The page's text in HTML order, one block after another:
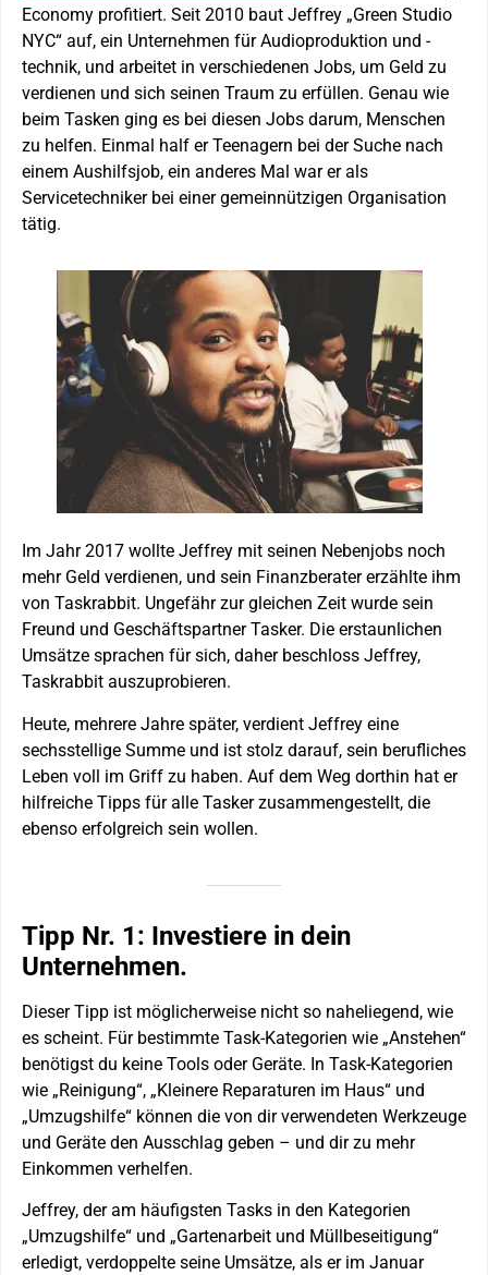
Economy profitiert. Seit 2010 baut Jeffrey „Green Studio
NYC“ auf, ein Unternehmen für Audioproduktion und -
technik, und arbeitet in verschiedenen Jobs, um Geld zu
verdienen und sich seinen Traum zu erfüllen. Genau wie
beim Tasken ging es bei diesen Jobs darum, Menschen
zu helfen. Einmal half er Teenagern bei der Suche nach
einem Aushilfsjob, ein anderes Mal war er als
Servicetechniker bei einer gemeinnützigen Organisation
tätig.
Im Jahr 2017 wollte Jeffrey mit seinen Nebenjobs noch
mehr Geld verdienen, und sein Finanzberater erzählte ihm
von Taskrabbit. Ungefähr zur gleichen Zeit wurde sein
Freund und Geschäftspartner Tasker. Die erstaunlichen
Umsätze sprachen für sich, daher beschloss Jeffrey,
Taskrabbit auszuprobieren.
Heute, mehrere Jahre später, verdient Jeffrey eine
sechsstellige Summe und ist stolz darauf, sein berufliches
Leben voll im Griff zu haben. Auf dem Weg dorthin hat er
hilfreiche Tipps für alle Tasker zusammengestellt, die
ebenso erfolgreich sein wollen.
Tipp Nr. 1: Investiere in dein
Unternehmen.
Dieser Tipp ist möglicherweise nicht so naheliegend, wie
es scheint. Für bestimmte Task-Kategorien wie „Anstehen“
benötigst du keine Tools oder Geräte. In Task-Kategorien
wie „Reinigung“, „Kleinere Reparaturen im Haus“ und
„Umzugshilfe“ können die von dir verwendeten Werkzeuge
und Geräte den Ausschlag geben – und dir zu mehr
Einkommen verhelfen.
Jeffrey, der am häufigsten Tasks in den Kategorien
„Umzugshilfe“ und „Gartenarbeit und Müllbeseitigung“
erledigt, verdoppelte seine Umsätze, als er im Januar